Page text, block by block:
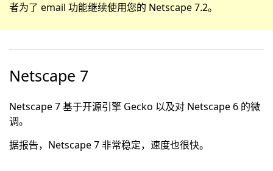
者为了 email 功能继续使用您的 Netscape 7.2。
Netscape 7
Netscape 7 基于开源引擎 Gecko 以及对 Netscape 6 的微
调。
据报告，Netscape 7 非常稳定，速度也很快。